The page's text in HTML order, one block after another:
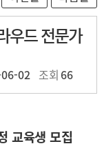
우드 전문가
02 조회 66
교육생 모집